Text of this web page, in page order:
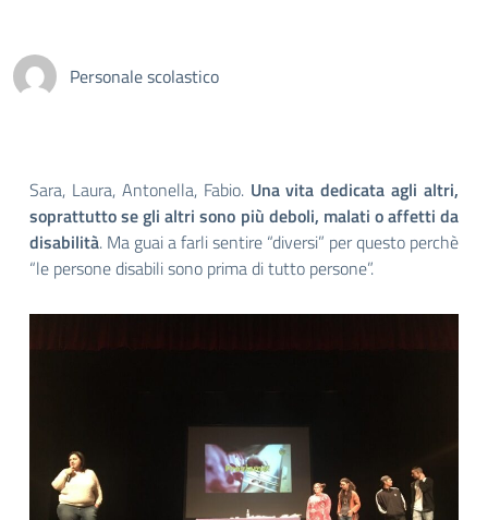
Personale scolastico
Sara, Laura, Antonella, Fabio. Una vita dedicata agli altri,
soprattutto se gli altri sono più deboli, malati o affetti da
disabilità. Ma guai a farli sentire “diversi” per questo perchè
“le persone disabili sono prima di tutto persone”.